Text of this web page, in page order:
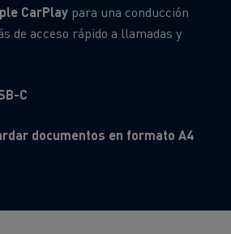
CarPlay para una conducción
de acceso rápido a llamadas y
C
documentos en formato A4